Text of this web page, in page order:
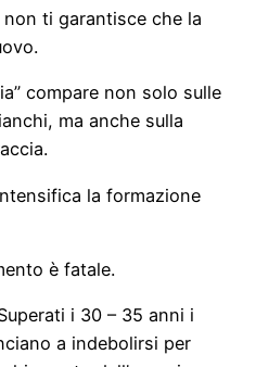
ti garantisce che la
compare non solo sulle
ma anche sulla
la formazione
è fatale.
i 30 – 35 anni i
a indebolirsi per